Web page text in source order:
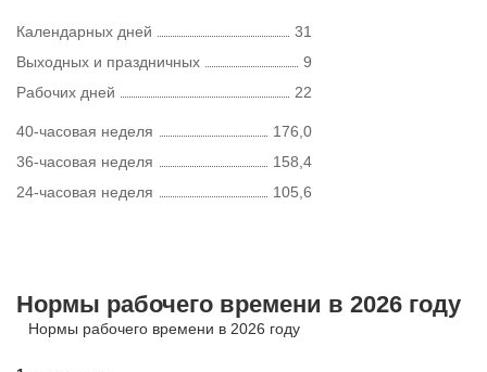
Календарных дней
31
Выходных и праздничных
9
Рабочих дней
22
40-часовая неделя
176,0
36-часовая неделя
158,4
24-часовая неделя
105,6
Нормы рабочего времени в 2026 году
Нормы рабочего времени в 2026 году